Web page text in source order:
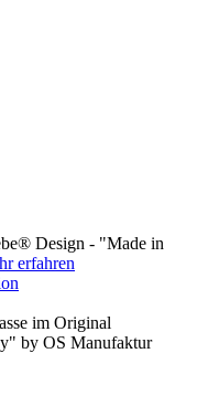
Design - "Made in
erfahren
im Original
by OS Manufaktur